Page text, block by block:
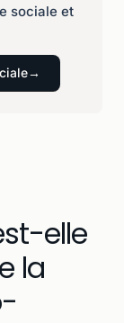
sociale et
elle
la